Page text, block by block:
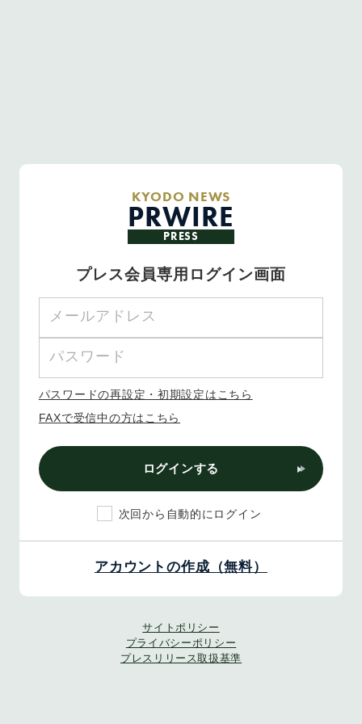
KYODO NEWS
PRWIRE
PRESS
プレス会員専用ログイン画面
パスワードの再設定・初期設定はこちら
FAXで受信中の方はこちら
ログインする
次回から自動的にログイン
アカウントの作成（無料）
サイトポリシー
プライバシーポリシー
プレスリリース取扱基準